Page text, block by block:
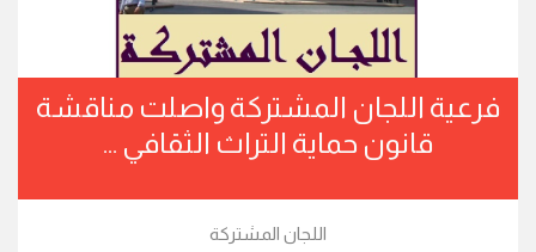
اللجان تابعت درس تعديل قانون
الشراكة بين القطاعين ...
اللجان المشتركة